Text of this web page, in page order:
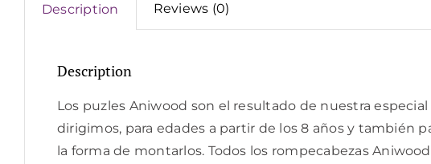
Description Reviews (0)
Description
Los puzles Aniwood son el resultado de nuestra
dirigimos, para edades a partir de los 8 años y también
la forma de montarlos. Todos los rompecabezas